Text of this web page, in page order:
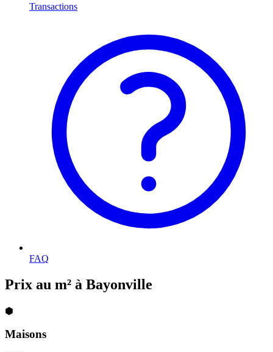
Transactions
FAQ
Prix au m² à Bayonville
⬢
Maisons